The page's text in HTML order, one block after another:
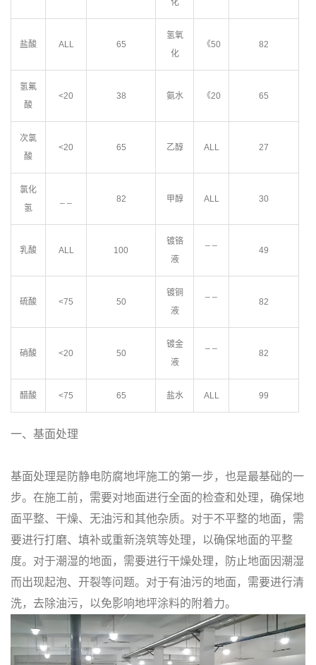
化
盐酸 ALL 65
氢氧
化
《50 82
氢氟
酸
<20 38 氨水 《20 65
次氯
酸
<20 65 乙醇 ALL 27
氯化
氢
82 甲醇 ALL 30
乳酸 ALL 100
镀铬
液
49
硫酸 <75 50
镀铜
液
82
硝酸 <20 50
镀金
液
82
醋酸 <75 65 盐水 ALL 99
一、基面处理
基面处理是防静电防腐地坪施工的第一步，也是最基础的一
步。在施工前，需要对地面进行全面的检查和处理，确保地
面平整、干燥、无油污和其他杂质。对于不平整的地面，需
要进行打磨、填补或重新浇筑等处理，以确保地面的平整
度。对于潮湿的地面，需要进行干燥处理，防止地面因潮湿
而出现起泡、开裂等问题。对于有油污的地面，需要进行清
洗，去除油污，以免影响地坪涂料的附着力。